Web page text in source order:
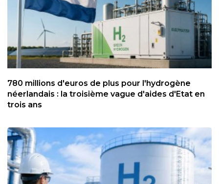
780 millions d'euros de plus pour l'hydrogène
néerlandais : la troisième vague d'aides d'Etat en
trois ans